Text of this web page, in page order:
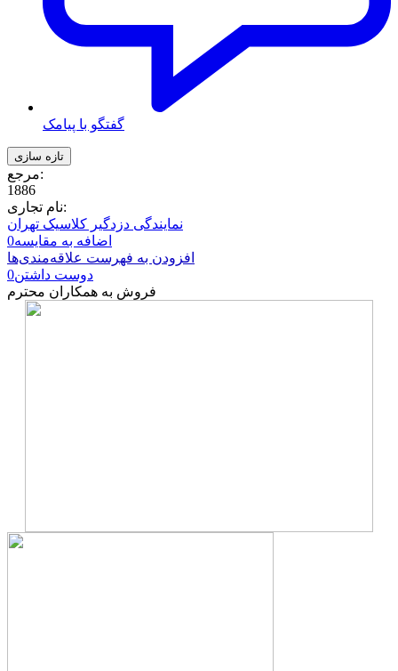
گفتگو با پیامک
مرجع:
1886
نام تجاری:
نمایندگی دزدگیر کلاسیک تهران
اضافه به مقایسه0
افزودن به فهرست علاقه‌مندی‌ها
دوست داشتن0
فروش به همکاران محترم